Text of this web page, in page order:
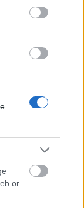
or
με το Ιράν
καθώς -
θα
πυρηνικού
ή
επιτρέπει